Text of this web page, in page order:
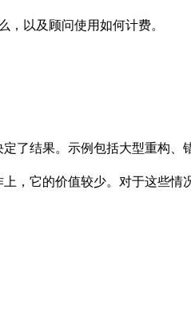
以及顾问使用如何计费。
了结果。示例包括大型重构
，它的价值较少。对于这些情